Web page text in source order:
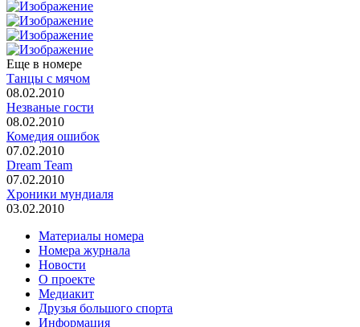
Еще в номере
Танцы с мячом
08.02.2010
Незваные гости
08.02.2010
Комедия ошибок
07.02.2010
Dream Team
07.02.2010
Хроники мундиаля
03.02.2010
Материалы номера
Номера журнала
Новости
О проекте
Медиакит
Друзья большого спорта
Информация